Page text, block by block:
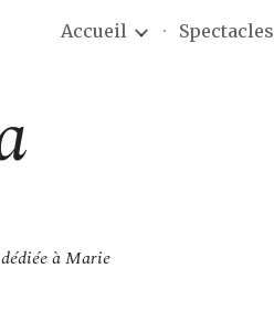
Skip to navigation
Accueil Spectacles
à Marie